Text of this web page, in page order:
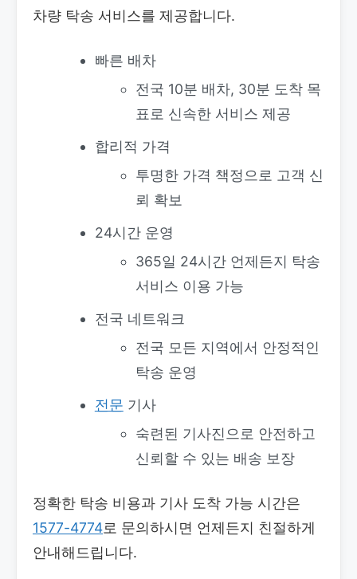
차량 탁송 서비스를 제공합니다.
빠른 배차
전국 10분 배차, 30분 도착 목
표로 신속한 서비스 제공
합리적 가격
투명한 가격 책정으로 고객 신
뢰 확보
24시간 운영
365일 24시간 언제든지 탁송
서비스 이용 가능
전국 네트워크
전국 모든 지역에서 안정적인
탁송 운영
전문 기사
숙련된 기사진으로 안전하고
신뢰할 수 있는 배송 보장
정확한 탁송 비용과 기사 도착 가능 시간은
1577-4774로 문의하시면 언제든지 친절하게
안내해드립니다.